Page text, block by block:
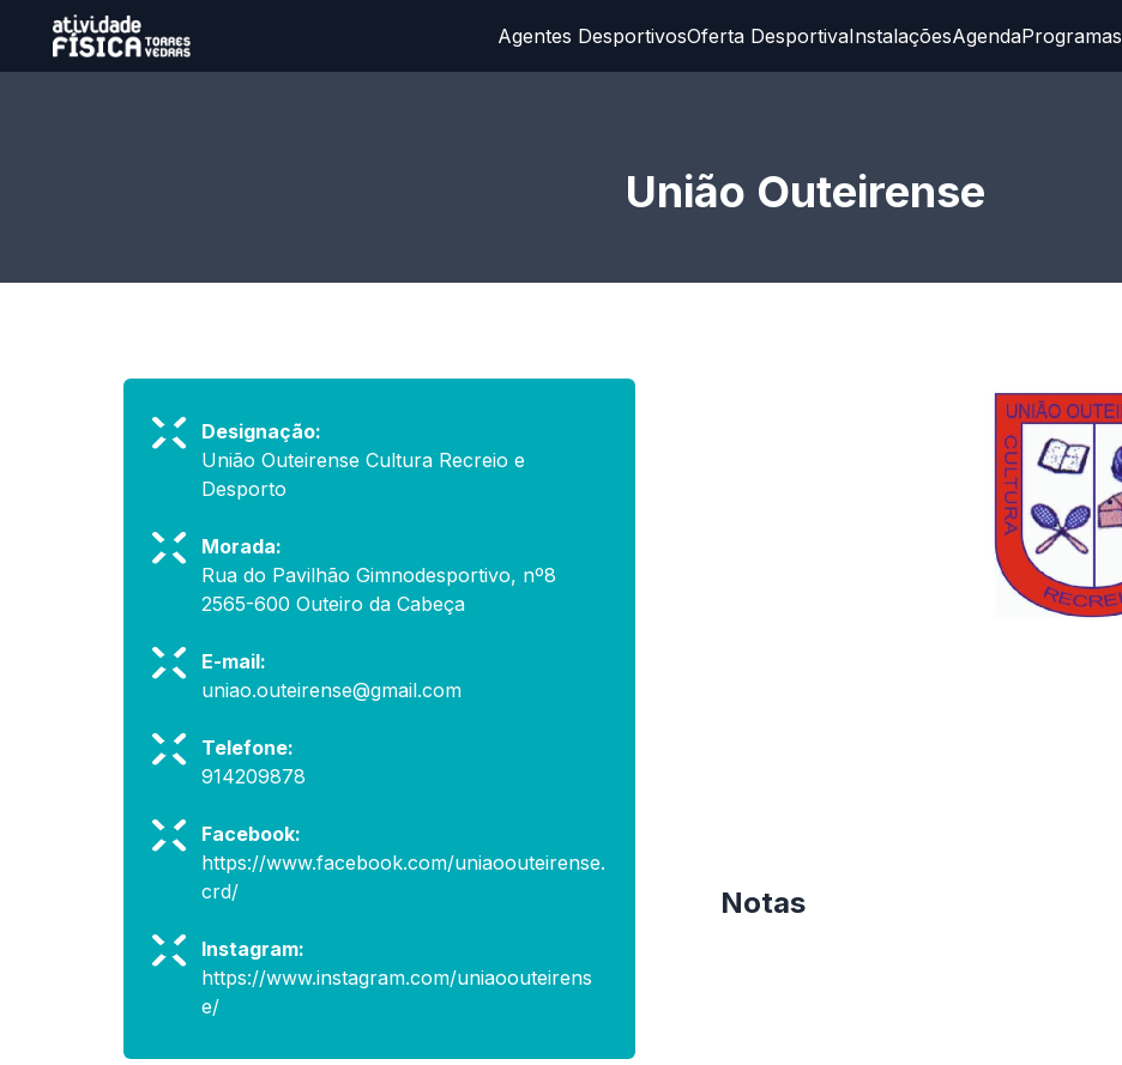
Agentes DesportivosOferta DesportivaInstalaçõesAgendaProgramas
União Outeirense
Designação:
União Outeirense Cultura Recreio e
Desporto
Morada:
Rua do Pavilhão Gimnodesportivo, nº8
2565-600 Outeiro da Cabeça
E-mail:
uniao.outeirense@gmail.com
Telefone:
914209878
Facebook:
https://www.facebook.com/uniaoouteirense.
crd/
Instagram:
https://www.instagram.com/uniaoouteirens
e/
Notas